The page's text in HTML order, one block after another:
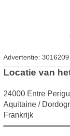
Advertentie: 3016209
Locatie van
24000 Entre
Aquitaine /
Frankrijk